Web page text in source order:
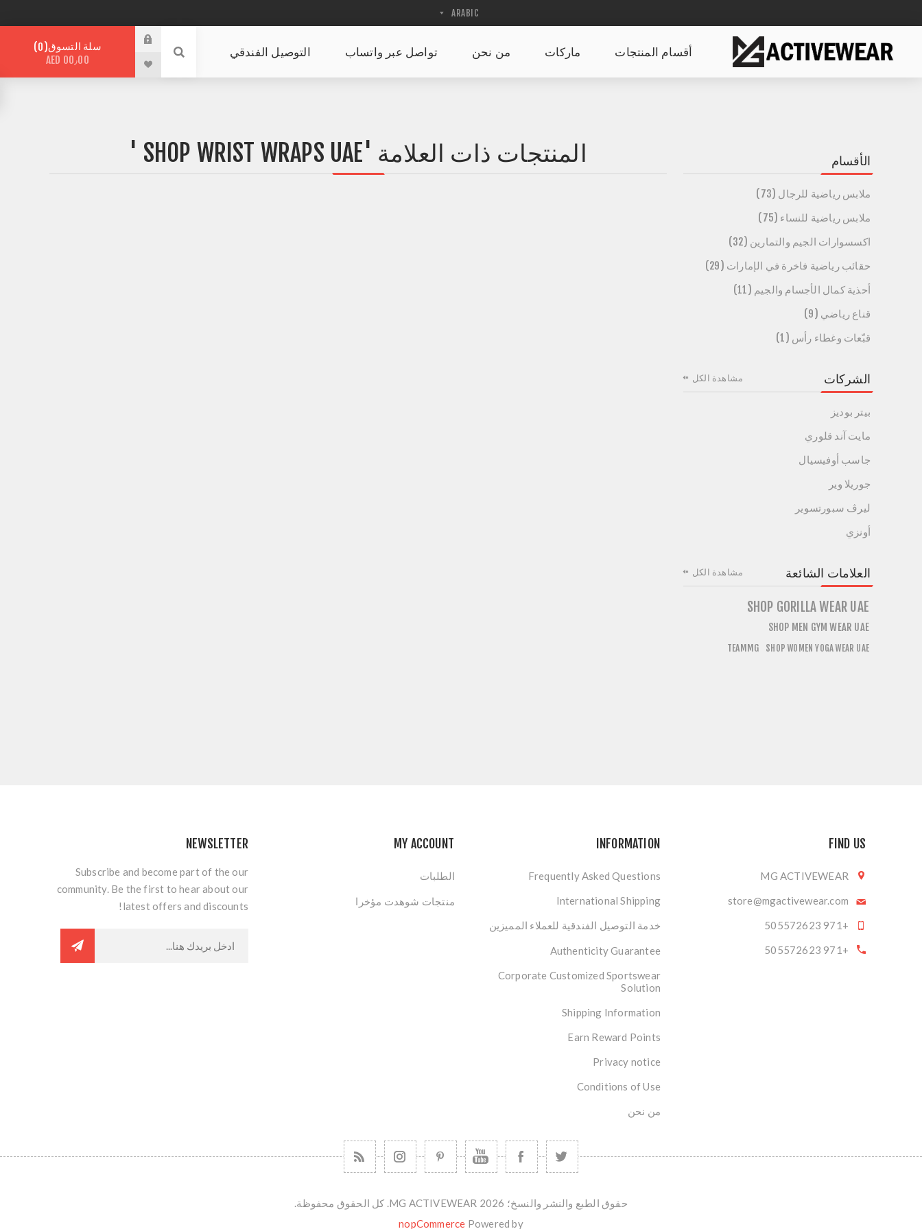
أقسام المنتجات ماركات من نحن تواصل عبر واتساب التوصيل الفندقي سلة التسوق 0
AED 00٫00
المنتجات ذات العلامة 'SHOP WRIST WRAPS UAE ' الأقسام
ملابس رياضية للرجال (73)
ملابس رياضية للنساء (75)
اكسسوارات الجيم والتمارين (32)
حقائب رياضية فاخرة في الإمارات (29)
أحذية كمال الأجسام والجيم (11)
قناع رياضي (9)
قبّعات وغطاء رأس (1)
الشركات
بيتر بوديز
مايت آند قلوري
جاسب أوفيسيال
جوريلا وير
ليرڤ سبورتسوير
أونزي
مشاهدة الكل
العلامات الشائعة
SHOP GORILLA WEAR UAE
SHOP MEN GYM WEAR UAE
SHOP WOMEN YOGA WEAR UAE
TEAMMG
مشاهدة الكل
FIND US
MG ACTIVEWEAR
store@mgactivewear.com
+971 505572623
+971 505572623
INFORMATION
Frequently Asked Questions
International Shipping
خدمة التوصيل الفندقية للعملاء المميزين
Authenticity Guarantee
Corporate Customized Sportswear
Solution
Shipping Information
Earn Reward Points
Privacy notice
Conditions of Use
من نحن
MY ACCOUNT
الطلبات
منتجات شوهدت مؤخرا
NEWSLETTER
Subscribe and become part of the our
community. Be the first to hear about our
latest offers and discounts!
حقوق الطبع والنشر والنسخ؛ 2026 MG ACTIVEWEAR. كل الحقوق محفوظة.
Powered by
nopCommerce